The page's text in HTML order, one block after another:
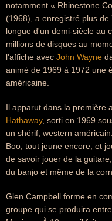
notamment « Rhinestone
(1968), a enregistré plus
longue d'un demi-siècle au
millions de disques au
l'affiche avec John Wayne
animé de 1969 à 1972 une
américaine.
Il apparut dans la première
Hathaway, sorti en 1969
un shérif, western
Boo, tout jeune encore, et
de savoir jouer de la
du banjo et même de la
Glen Campbell forme en
groupe qui se produira